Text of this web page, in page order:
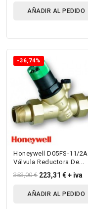
AÑADIR AL PEDIDO
-36,74%
Honeywell D05FS-11/2A
Válvula Reductora De
Presión Con Escala
Manométrica...
353,00 € 223,31 €+ iva
AÑADIR AL PEDIDO